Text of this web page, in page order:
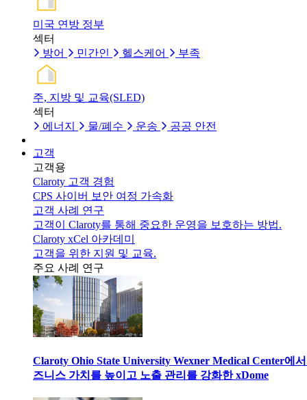
미국 연방 정부
섹터
방어
민간인 헬스케어 부족
주, 지방 및 교육(SLED)
섹터
에너지
물/폐수 운송 공공 안전
고객
고객용
Claroty 고객 경험
CPS 사이버 보안 여정 가속화
고객 사례 연구
고객이 Claroty를 통해 중요한 운영을 보호하는 방법.
Claroty xCel 아카데미
고객을 위한 지원 및 교육.
주요 사례 연구
Claroty Ohio State University Wexner Medical Center에
즈니스 가치를 높이고 노출 관리를 강화한 xDome